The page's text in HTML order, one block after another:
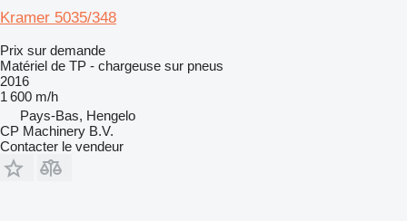
Kramer 5035/348
Prix sur demande
Matériel de TP - chargeuse sur pneus
2016
1 600 m/h
Pays-Bas, Hengelo
CP Machinery B.V.
Contacter le vendeur